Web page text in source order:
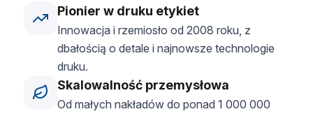
Pionier w druku etykiet
Innowacja i rzemiosło od 2008 roku, z
dbałością o detale i najnowsze technologie
druku.
Skalowalność przemysłowa
Od małych nakładów do ponad 1 000 000